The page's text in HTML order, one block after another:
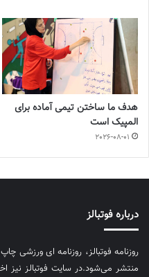
هدف ما ساختن تیمی آماده برای
المپیک است
2026-08-01
درباره فوتبالز
منتشر می‌شود.در سایت فوتبالز نیز